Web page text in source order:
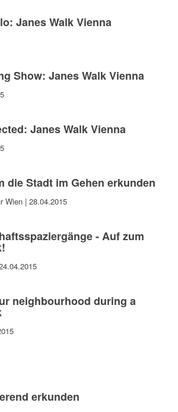
Janes Walk Vienna
Show: Janes Walk Vienna
Janes Walk Vienna
die Stadt im Gehen erkunden
Wien | 28.04.2015
- Auf zum
neighbourhood during a
erkunden